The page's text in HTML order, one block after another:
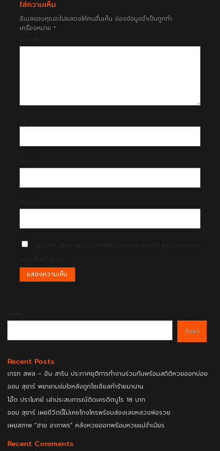
ใส่ความเห็น
อีเมลของคุณจะไม่แสดงให้คนอื่นเห็น ช่องข้อมูลจำเป็นถูกทำ
เครื่องหมาย *
ค้นหา
Recent Posts
เกรท สพล – อิน สาริน ประกาศยุติการทำงานร่วมกันพร้อมสถิติหวยออกบ่อย
ออม สุชาร์ พยายามข่มใจหลังถูกโซเชียลทำร้ายมานาน
โอ๊ต ปราโมทย์ เล่าประสบการณ์ติดเครดิตบูโร 18 บาท
ออม สุชาร์ เผยชีวิตนี้ไม่เคยโกงใครพร้อมส่องเลขหลวงพ่อรวย
เผยสภาพ “ฮาย อาภาพร” หลังหวยออกพร้อมหวยแม่จำเนียร
Recent Comments